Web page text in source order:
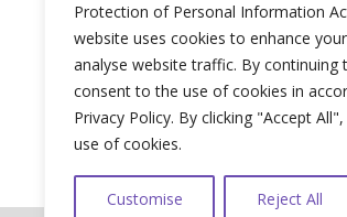
Protection of Personal Information
website uses cookies to enhance
analyse website traffic. By continuing
consent to the use of cookies in
Privacy Policy. By clicking "Accept
use of cookies.
Customise Reject All